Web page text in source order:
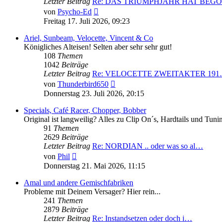
von Psycho-Ed
Beitrag
Freitag 17. Juli 2026, 09:23
Ariel, Sunbeam, Velocette, Vincent & Co
Königliches Alteisen! Selten aber sehr sehr gut!
108 Themen
1042 Beiträge
Letzter Beitrag Re: VELOCETTE ZWEITAKTER
von Thunderbird650
Beitrag
Donnerstag 23. Juli 2026, 20:15
Specials, Café Racer, Chopper, Bobber
Original ist langweilig? Alles zu Clip On´s, Hardtails und
91 Themen
2629 Beiträge
Letzter Beitrag Re: NORDIAN .. oder was so al…
von Phil
Beitrag
Donnerstag 21. Mai 2026, 11:15
Amal und andere Gemischfabriken
Probleme mit Deinem Versager? Hier rein...
241 Themen
2879 Beiträge
Letzter Beitrag Re: Instandsetzen oder doch i…